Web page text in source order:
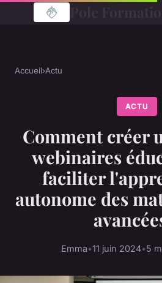
Accueil›Actu
ACTU
Comment créer
webinaires
faciliter
autonome des
Emma•11 juin 2024•5